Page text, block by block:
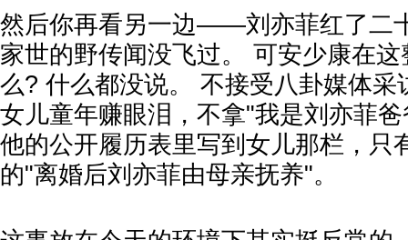
然后你再看另一边——刘亦菲红了二
家世的野传闻没飞过。 可安少康在
么? 什么都没说。 不接受八卦媒体采
女儿童年赚眼泪，不拿"我是刘亦菲
他的公开履历表里写到女儿那栏，只
的"离婚后刘亦菲由母亲抚养"。